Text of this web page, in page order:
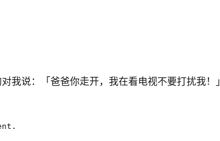
我说：「爸爸你走开，我在看电视不要打扰我！」